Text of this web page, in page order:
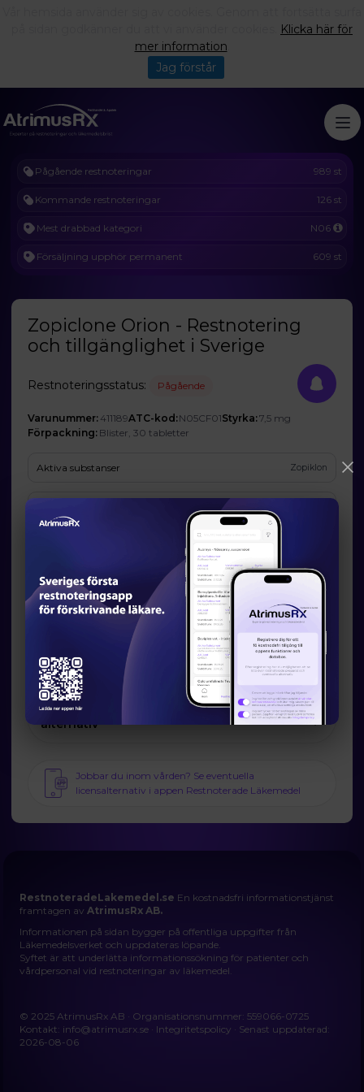
Pågående restnoteringar 989 st
Kommande restnoteringar 126 st
Mest drabbad kategori N06
Försäljning upphör permanent 609 st
Zopiclone Orion - Restnotering
och tillgänglighet i Sverige
Restnoteringsstatus: Pågående
Varunummer: 411189ATC-kod:N05CF01Styrka:7,5 mg
Förpackning: Blister, 30 tabletter
Aktiva substanser Zopiklon
Orion Corporation (Ombud: Orion Pharma AB)
Prognos och förväntad tillgänglighet
Slutdatum:2026-08-07
Orsak till restsituation
Företaget har inte godkänt att Läkemedelsverket publicerar den
angivna orsaken.
Läkemedelsverkets information om möjliga
alternativ
Jobbar du inom vården? Se eventuella
licensalternativ i appen Restnoterade Läkemedel
RestnoteradeLakemedel.se En kostnadsfri informationstjänst
framtagen avAtrimusRx AB.
Informationen på sidan bygger på offentliga uppgifter från
Läkemedelsverket och uppdateras löpande.
Syftet är att underlätta informationssökning för patienter och
vårdpersonal vid restnoteringar av läkemedel.
© 2025 AtrimusRx AB · Organisationsnummer: 559066-0725
Kontakt: info@atrimusrx.se · Integritetspolicy · Senast uppdaterad:
2026-08-06
Klicka här för
mer information
Jag förstår